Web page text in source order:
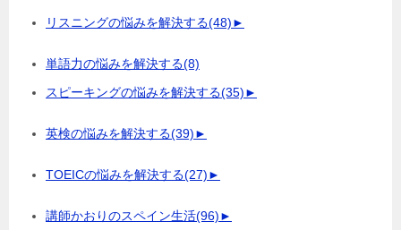
リスニングの悩みを解決する(48)►
単語力の悩みを解決する(8)
スピーキングの悩みを解決する(35)►
英検の悩みを解決する(39)►
TOEICの悩みを解決する(27)►
講師かおりのスペイン生活(96)►